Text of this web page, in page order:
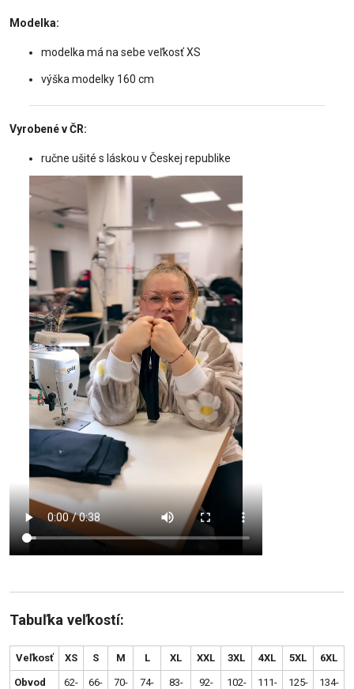
Modelka:
modelka má na sebe veľkosť XS
výška modelky 160 cm
Vyrobené v ČR:
ručne ušité s láskou v Českej republike
Tabuľka veľkostí:
Veľkosť XS S M L XL XXL 3XL 4XL 5XL 6XL
Obvod
62-
66-
70-
74-
83-
92-
102-
111-
125-
134-